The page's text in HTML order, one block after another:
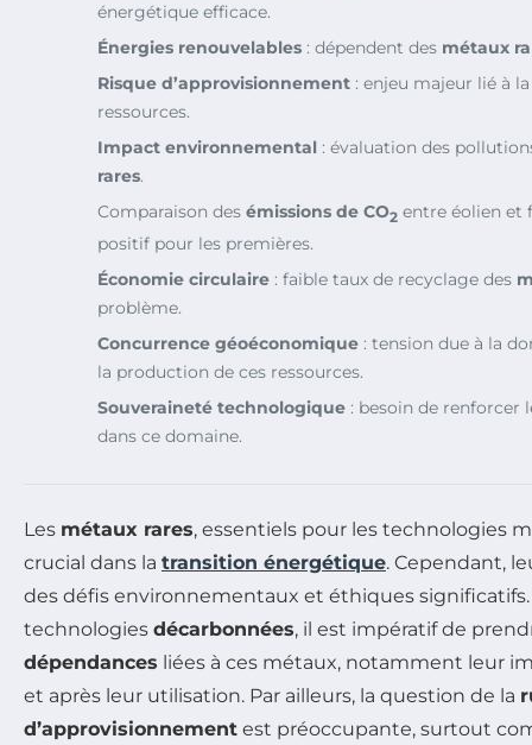
énergétique efficace.
Énergies renouvelables : dépendent des métaux
Risque d’approvisionnement : enjeu majeur lié à
ressources.
Impact environnemental : évaluation des
rares.
Comparaison des émissions de CO2 entre éolien et
positif pour les premières.
Économie circulaire : faible taux de recyclage des
problème.
Concurrence géoéconomique : tension due à la
la production de ces ressources.
Souveraineté technologique : besoin de renforcer
dans ce domaine.
Les métaux rares, essentiels pour les technologies
crucial dans la transition énergétique. Cependant,
des défis environnementaux et éthiques significatifs.
technologies décarbonnées, il est impératif de
dépendances liées à ces métaux, notamment leur
et après leur utilisation. Par ailleurs, la question de la
d’approvisionnement est préoccupante, surtout